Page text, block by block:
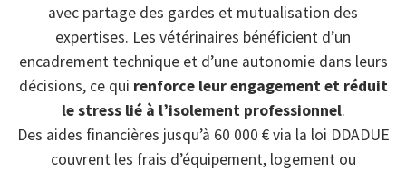
avec partage des gardes et mutualisation des
expertises. Les vétérinaires bénéficient d’un
encadrement technique et d’une autonomie dans leurs
décisions, ce qui renforce leur engagement et réduit
le stress lié à l’isolement professionnel.
Des aides financières jusqu’à 60 000 € via la loi DDADUE
couvrent les frais d’équipement, logement ou